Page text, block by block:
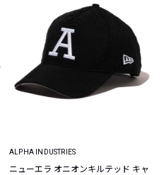
ALPHA INDUSTRIES
ニューエラ オニオンキルテッド キャ